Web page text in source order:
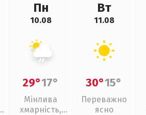
Пн
10.08
29°17°
Мінлива
хмарність,
Вт
11.08
30°15°
Переважно
ясно